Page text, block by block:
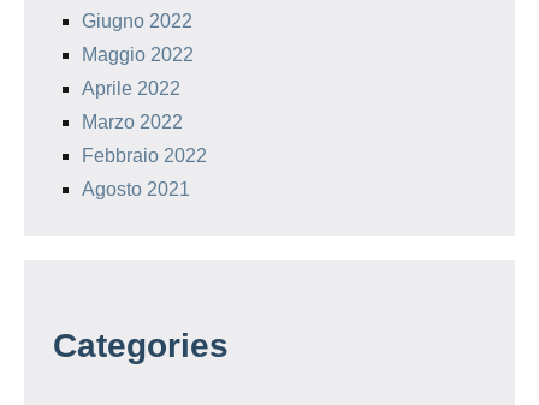
Giugno 2022
Maggio 2022
Aprile 2022
Marzo 2022
Febbraio 2022
Agosto 2021
Categories